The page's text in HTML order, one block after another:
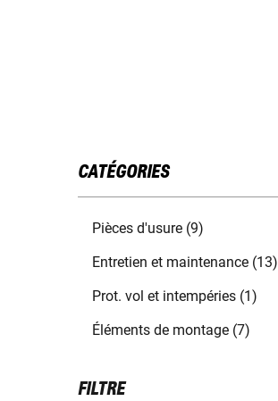
CATÉGORIES
Pièces d'usure (9)
Entretien et maintenance (13)
Prot. vol et intempéries (1)
Éléments de montage (7)
FILTRE